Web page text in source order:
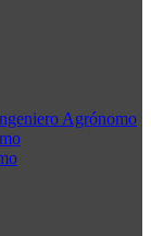
Agrónomo